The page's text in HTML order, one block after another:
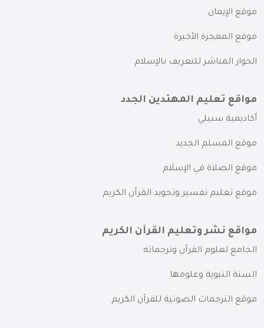
موقع الإيمان
موقع المعجزة الأخيرة
الحوار المباشر للتعريف بالإسلام
مواقع تعليم المهتدين الجدد
أكاديمية سبيلي
موقع المسلم الجديد
موقع الصلاة في الإسلام
موقع تعليم تفسير وتجويد القرآن الكريم
مواقع نشر وتعليم القرآن الكريم
الجامع لعلوم القرآن وترجماته
السنة النبوية وعلومها
موقع الترجمات الصوتية للقرآن الكريم